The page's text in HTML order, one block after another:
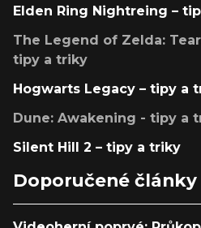
Elden Ring Nightreing –
The Legend of Zelda:
tipy a triky
Hogwarts Legacy – tipy a
Dune: Awakening - tipy a
Silent Hill 2 – tipy a triky
Doporučené články